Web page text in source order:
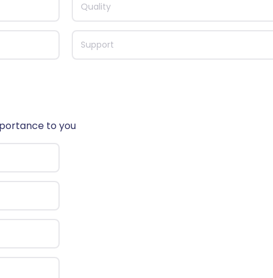
Quality
Support
to you